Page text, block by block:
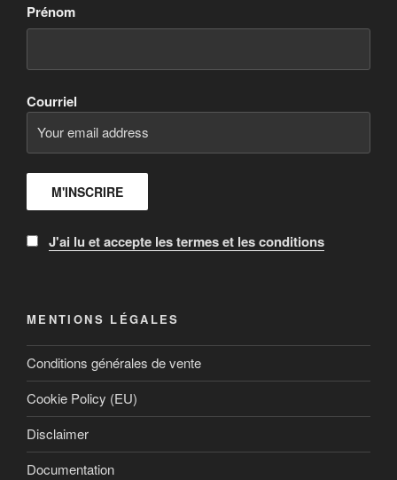
Prénom
Courriel
J'ai lu et accepte les termes et les conditions
MENTIONS LÉGALES
Conditions générales de vente
Cookie Policy (EU)
Disclaimer
Documentation